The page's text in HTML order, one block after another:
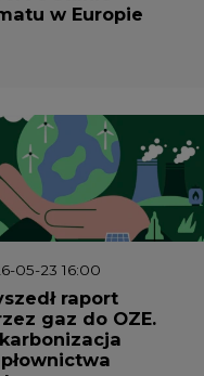
05-23 16:00
raport
gaz do OZE.
w